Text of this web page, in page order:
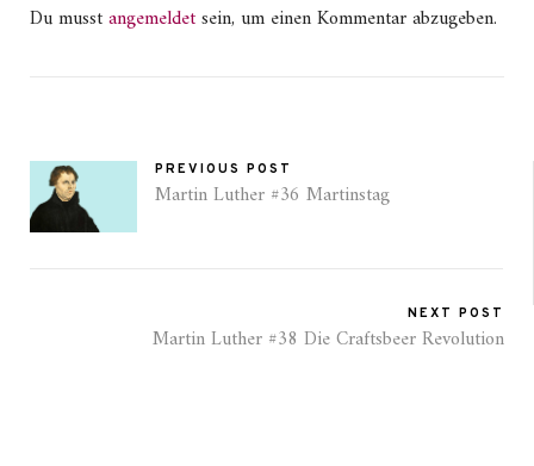
Du musstangemeldetsein, um einen Kommentar abzugeben.
PREVIOUS POST
Martin Luther #36 Martinstag
NEXT POST
Martin Luther #38 Die Craftsbeer Revolution